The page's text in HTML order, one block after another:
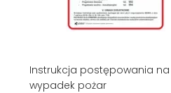
Instrukcja postępowania na
wypadek pożar